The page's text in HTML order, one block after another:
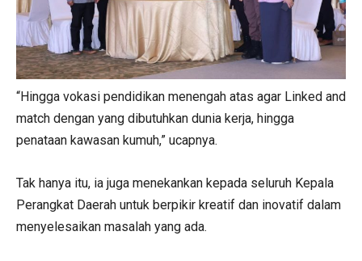
“Hingga vokasi pendidikan menengah atas agar Linked and
match dengan yang dibutuhkan dunia kerja, hingga
penataan kawasan kumuh,” ucapnya.
Tak hanya itu, ia juga menekankan kepada seluruh Kepala
Perangkat Daerah untuk berpikir kreatif dan inovatif dalam
menyelesaikan masalah yang ada.